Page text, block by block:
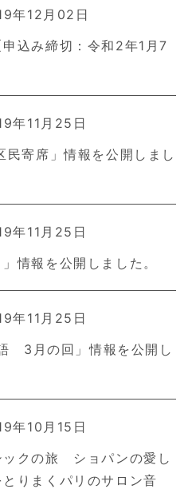
年12月02日
込み締切：令和2年1月7
年11月25日
民寄席」情報を公開しまし
年11月25日
情報を公開しました。
年11月25日
3月の回」情報を公開し
年10月15日
ックの旅 ショパンの愛し
りまくパリのサロン音